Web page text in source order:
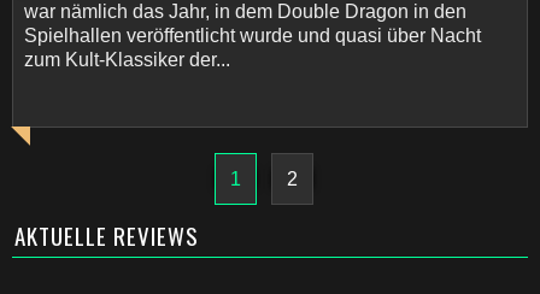
war nämlich das Jahr, in dem Double Dragon in den
Spielhallen veröffentlicht wurde und quasi über Nacht
zum Kult-Klassiker der...
1 2
AKTUELLE REVIEWS